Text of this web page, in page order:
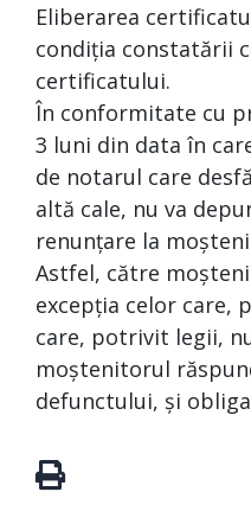
Eliberarea
condiția constatării
certificatului.
În conformitate cu
3 luni din data în
de notarul care
altă cale, nu va
renunțare la
Astfel, către
excepția celor care,
care, potrivit legii,
moștenitorul
defunctului, și